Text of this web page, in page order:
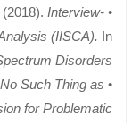
• Rajaraman, A. & Hanley, G. P. (2018).
Interview-
(IISCA). In
Disorders.
• Pat Friman (TED Talk) —
Such Thing as
for Problematic